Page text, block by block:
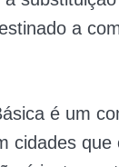
a
é um
cidades que